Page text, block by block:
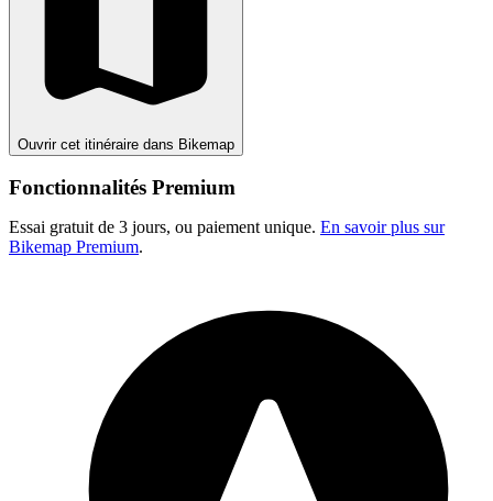
Ouvrir cet itinéraire dans Bikemap
Fonctionnalités Premium
Essai gratuit de 3 jours, ou paiement unique. En savoir plus sur
Bikemap Premium.